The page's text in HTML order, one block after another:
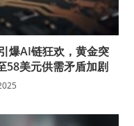
爆AI链狂欢，黄金突
58美元供需矛盾加剧